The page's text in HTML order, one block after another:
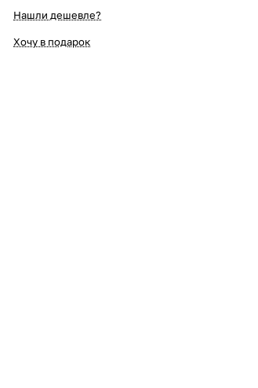
Нашли дешевле?
Хочу в подарок